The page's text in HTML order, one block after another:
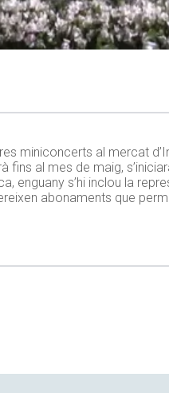
miniconcerts al mercat
al mes de maig,
s’hi inclou la
abonaments que